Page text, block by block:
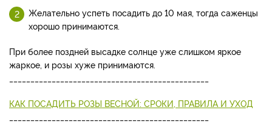
Желательно успеть посадить до 10 мая, тогда саженцы
хорошо принимаются.
При более поздней высадке солнце уже слишком яркое
жаркое, и розы хуже принимаются.
КАК ПОСАДИТЬ РОЗЫ ВЕСНОЙ: СРОКИ, ПРАВИЛА И УХОД